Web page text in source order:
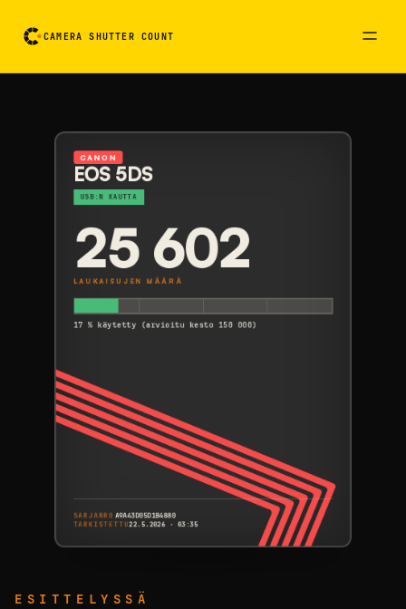
CAMERA SHUTTER COUNT
ESITTELYSSÄ
CANON
EOS 5DS
USB:N KAUTTA
25 602
LAUKAISUJEN MÄÄRÄ
17 % käytetty (arvioitu kesto 150 000)
SARJANRO A9A43D05D1B4880
TARKISTETTU22.5.2026 · 03:35